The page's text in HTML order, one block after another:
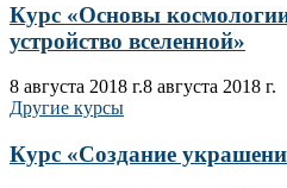
Курс «Основы
устройство вселенной»
8 августа 2018 г.8 августа 2018 г.
Другие курсы
Курс «Создание